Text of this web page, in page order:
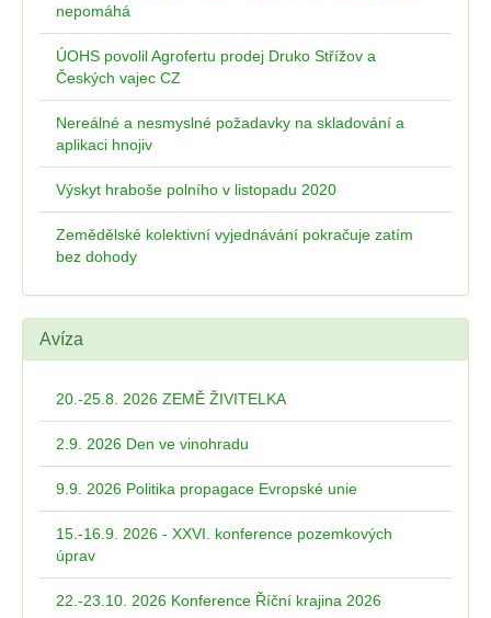
nepomáhá
ÚOHS povolil Agrofertu prodej Druko Střížov a
Českých vajec CZ
Nereálné a nesmyslné požadavky na skladování a
aplikaci hnojiv
Výskyt hraboše polního v listopadu 2020
Zemědělské kolektivní vyjednávání pokračuje zatím
bez dohody
Avíza
20.-25.8. 2026 ZEMĚ ŽIVITELKA
2.9. 2026 Den ve vinohradu
9.9. 2026 Politika propagace Evropské unie
15.-16.9. 2026 - XXVI. konference pozemkových
úprav
22.-23.10. 2026 Konference Říční krajina 2026